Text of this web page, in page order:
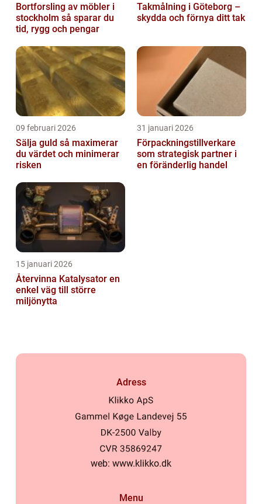
Bortforsling av möbler i
stockholm så sparar du
tid, rygg och pengar
Takmålning i Göteborg –
skydda och förnya ditt tak
09 februari 2026
Sälja guld så maximerar
du värdet och minimerar
risken
31 januari 2026
Förpackningstillverkare
som strategisk partner i
en föränderlig handel
15 januari 2026
Återvinna Katalysator en
enkel väg till större
miljönytta
Adress
web: www.klikko.dk
Menu